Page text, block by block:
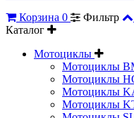
Корзина 0 Фильтр
Каталог
Мотоциклы
Мотоциклы
Мотоциклы
Мотоциклы
Мотоциклы